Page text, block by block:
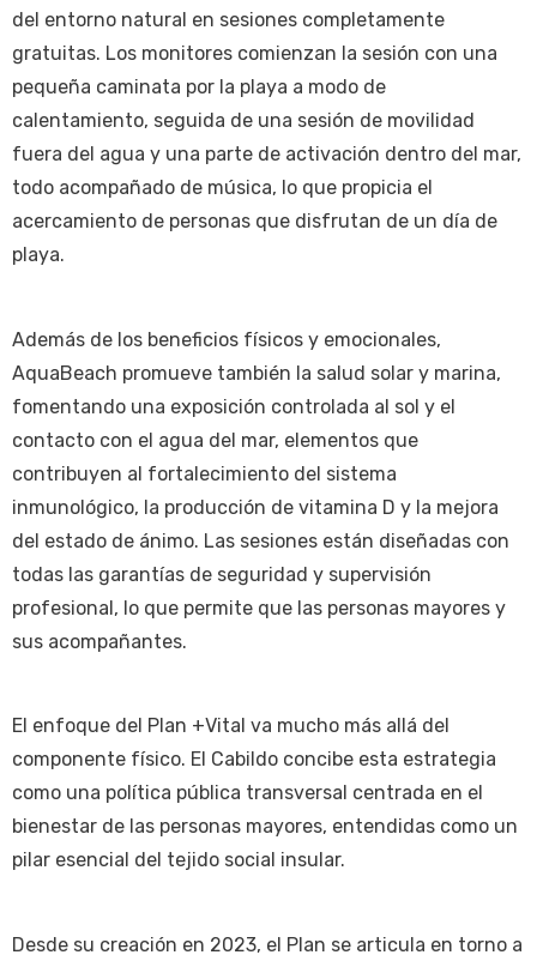
del entorno natural en sesiones completamente
gratuitas. Los monitores comienzan la sesión con una
pequeña caminata por la playa a modo de
calentamiento, seguida de una sesión de movilidad
fuera del agua y una parte de activación dentro del mar,
todo acompañado de música, lo que propicia el
acercamiento de personas que disfrutan de un día de
playa.
Además de los beneficios físicos y emocionales,
AquaBeach promueve también la salud solar y marina,
fomentando una exposición controlada al sol y el
contacto con el agua del mar, elementos que
contribuyen al fortalecimiento del sistema
inmunológico, la producción de vitamina D y la mejora
del estado de ánimo. Las sesiones están diseñadas con
todas las garantías de seguridad y supervisión
profesional, lo que permite que las personas mayores y
sus acompañantes.
El enfoque del Plan +Vital va mucho más allá del
componente físico. El Cabildo concibe esta estrategia
como una política pública transversal centrada en el
bienestar de las personas mayores, entendidas como un
pilar esencial del tejido social insular.
Desde su creación en 2023, el Plan se articula en torno a